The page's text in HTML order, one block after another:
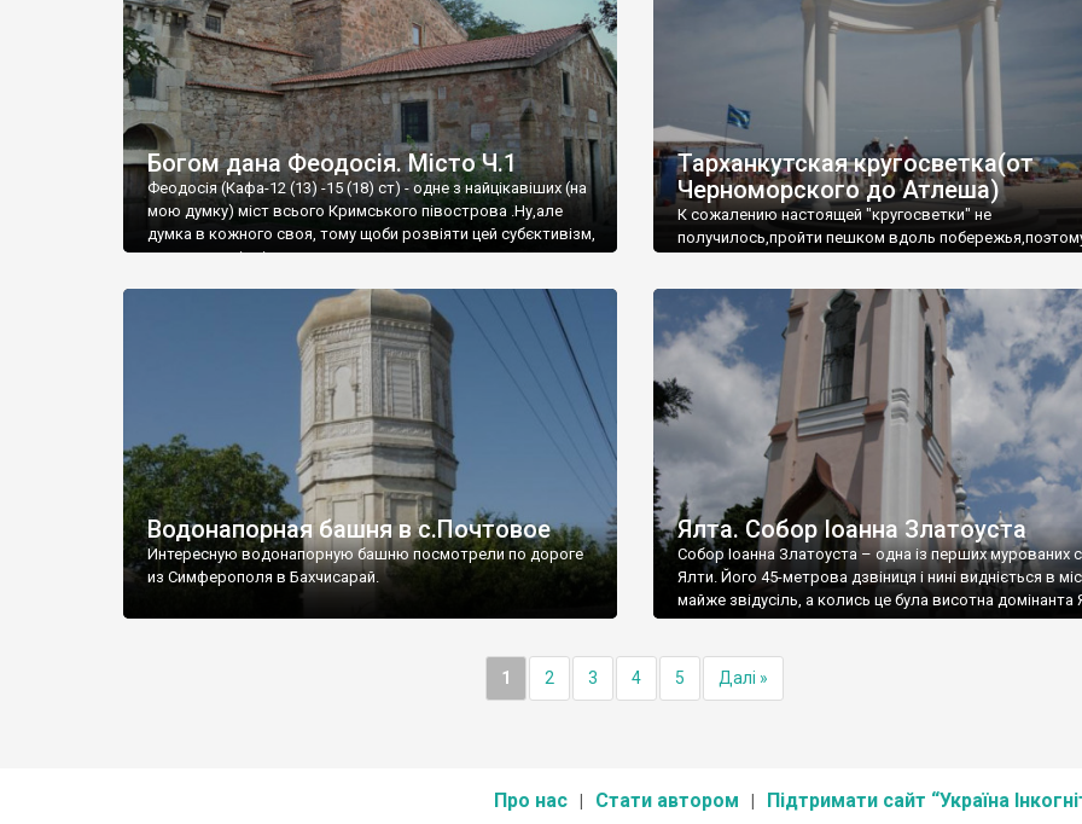
Богом дана Феодосія. Місто Ч.1
Феодосія (Кафа-12 (13) -15 (18) ст) - одне з найцікавіших (на
мою думку) міст всього Кримського півострова .Ну,але
думка в кожного своя, тому щоби розвіяти цей субєктивізм,
запрошую відвідати це
Тарханкутская кругосветка(от
Черноморского до Атлеша)
К сожалению настоящей "кругосветки" не
получилось,пройти пешком вдоль
Водонапорная башня в с.Почтовое
Интересную водонапорную башню посмотрели по дороге
из Симферополя в Бахчисарай.
Ялта. Собор Іоанна Златоуста
Собор Іоанна Златоуста – одна із перших мурованих
Ялти. Його 45-метрова дзвіниця і нині видніється в
майже звідусіль, а колись це була висотна домінанта
1 2 3 4 5 Далі »
Про нас Стати автором Підтримати сайт “Україна